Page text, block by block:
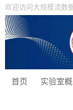
欢迎访问大规模流数
首页 实验室